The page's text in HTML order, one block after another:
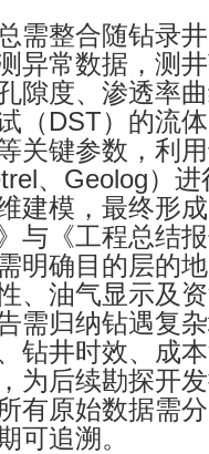
需整合随钻录
异常数据，测
隙度、渗透率
（DST）的流
关键参数，利
、Geolog）
建模，最终形
与《工程总结
明确目的层的地
、油气显示及资
需归纳钻遇复
钻井时效、成
为后续勘探开
有原始数据需分
可追溯。